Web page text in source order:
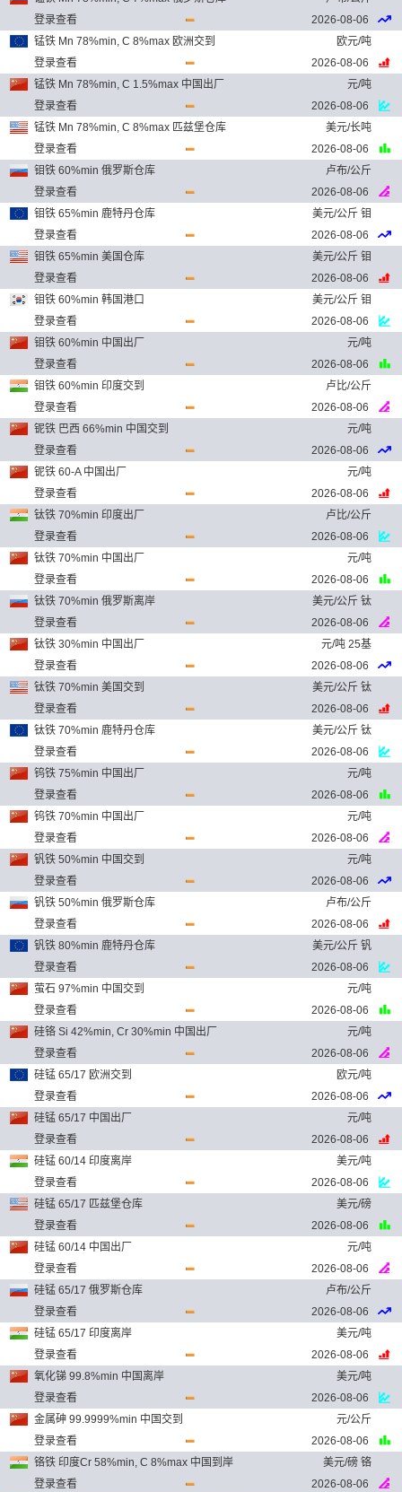
登录查看
2026-08-06
锰铁 Mn 78%min, C 8%max 欧洲交到
欧元/吨
登录查看
2026-08-06
锰铁 Mn 78%min, C 1.5%max 中国出厂
元/吨
登录查看
2026-08-06
锰铁 Mn 78%min, C 8%max 匹兹堡仓库
美元/长吨
登录查看
2026-08-06
钼铁 60%min 俄罗斯仓库
卢布/公斤
登录查看
2026-08-06
钼铁 65%min 鹿特丹仓库
美元/公斤 钼
登录查看
2026-08-06
钼铁 65%min 美国仓库
美元/公斤 钼
登录查看
2026-08-06
钼铁 60%min 韩国港口
美元/公斤 钼
登录查看
2026-08-06
钼铁 60%min 中国出厂
元/吨
登录查看
2026-08-06
钼铁 60%min 印度交到
卢比/公斤
登录查看
2026-08-06
铌铁 巴西 66%min 中国交到
元/吨
登录查看
2026-08-06
铌铁 60-A 中国出厂
元/吨
登录查看
2026-08-06
钛铁 70%min 印度出厂
卢比/公斤
登录查看
2026-08-06
钛铁 70%min 中国出厂
元/吨
登录查看
2026-08-06
钛铁 70%min 俄罗斯离岸
美元/公斤 钛
登录查看
2026-08-06
钛铁 30%min 中国出厂
元/吨 25基
登录查看
2026-08-06
钛铁 70%min 美国交到
美元/公斤 钛
登录查看
2026-08-06
钛铁 70%min 鹿特丹仓库
美元/公斤 钛
登录查看
2026-08-06
钨铁 75%min 中国出厂
元/吨
登录查看
2026-08-06
钨铁 70%min 中国出厂
元/吨
登录查看
2026-08-06
钒铁 50%min 中国交到
元/吨
登录查看
2026-08-06
钒铁 50%min 俄罗斯仓库
卢布/公斤
登录查看
2026-08-06
钒铁 80%min 鹿特丹仓库
美元/公斤 钒
登录查看
2026-08-06
萤石 97%min 中国交到
元/吨
登录查看
2026-08-06
硅铬 Si 42%min, Cr 30%min 中国出厂
元/吨
登录查看
2026-08-06
硅锰 65/17 欧洲交到
欧元/吨
登录查看
2026-08-06
硅锰 65/17 中国出厂
元/吨
登录查看
2026-08-06
硅锰 60/14 印度离岸
美元/吨
登录查看
2026-08-06
硅锰 65/17 匹兹堡仓库
美元/磅
登录查看
2026-08-06
硅锰 60/14 中国出厂
元/吨
登录查看
2026-08-06
硅锰 65/17 俄罗斯仓库
卢布/公斤
登录查看
2026-08-06
硅锰 65/17 印度离岸
美元/吨
登录查看
2026-08-06
氧化锑 99.8%min 中国离岸
美元/吨
登录查看
2026-08-06
金属砷 99.9999%min 中国交到
元/公斤
登录查看
2026-08-06
铬铁 印度Cr 58%min, C 8%max 中国到岸
美元/磅 铬
登录查看
2026-08-06